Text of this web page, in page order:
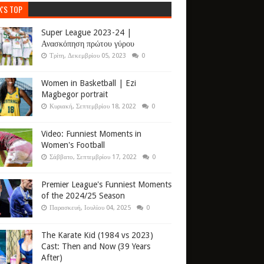
TOP
Super League 2023-24 |
Ανασκόπηση πρώτου γύρου
Τρίτη, Δεκεμβρίου 05, 2023 0
Women in Basketball | Ezi
Magbegor portrait
Κυριακή, Σεπτεμβρίου 18, 2022 0
Video: Funniest Moments in
Women's Football
Σάββατο, Σεπτεμβρίου 17, 2022 0
Premier League's Funniest Moments
of the 2024/25 Season
Παρασκευή, Ιουλίου 04, 2025 0
The Karate Kid (1984 vs 2023)
Cast: Then and Now (39 Years
After)